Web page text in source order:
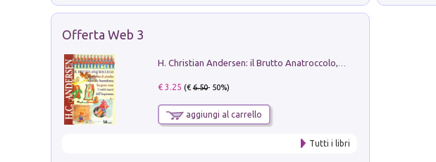
Offerta Web 3
€ 3.25 (€6.50- 50%)
aggiungi al carrello
Tutti i libri